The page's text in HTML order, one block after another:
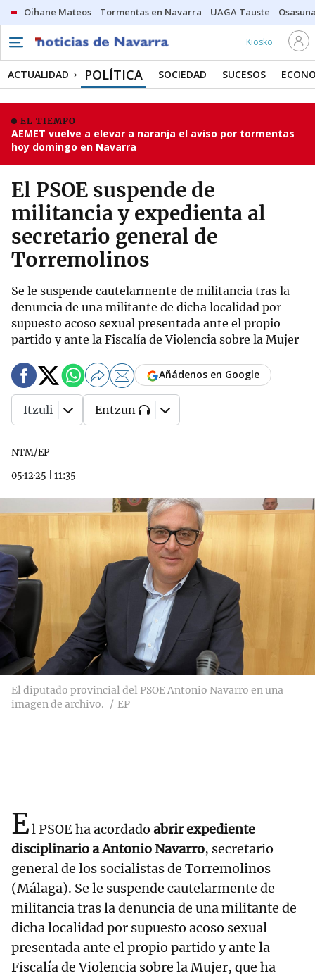
Oihane Mateos Tormentas en Navarra UAGA Tauste
Kiosko
ACTUALIDAD POLÍTICA SOCIEDAD SUCESOS
EL TIEMPO
AEMET vuelve a elevar a naranja el aviso por tormentas
hoy domingo en Navarra
El PSOE suspende de
militancia y expedienta al
secretario general de
Torremolinos
Se le suspende cautelarmente de militancia tras la
denuncia de una militante de dicha localidad por
supuesto acoso sexual presentada ante el propio
partido y ante la Fiscalía de Violencia sobre la Mujer
NTM/EP
05·12·25
11:35
Añádenos en Google
Itzuli Entzun
El diputado provincial del PSOE Antonio Navarro en una
imagen de archivo.
EP
El PSOE ha acordado abrir expediente
disciplinario a Antonio Navarro, secretario
general de los socialistas de Torremolinos
(Málaga). Se le suspende cautelarmente de
militancia tras la denuncia de una militante de
dicha localidad por supuesto acoso sexual
presentada ante el propio partido y ante la
Fiscalía de Violencia sobre la Mujer, que ha